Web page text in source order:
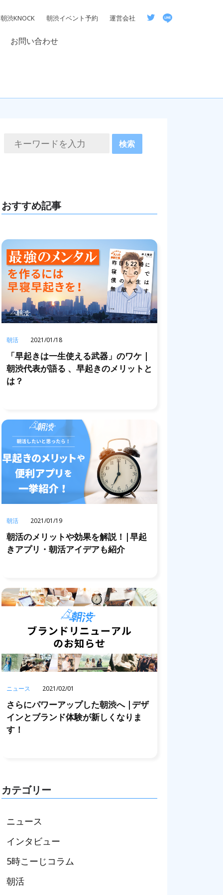
朝渋KNOCK 朝渋イベント予約 運営会社
お問い合わせ
おすすめ記事
朝活2021/01/18
「早起きは一生使える武器」のワケ |
朝渋代表が語る 、早起きのメリットと
は？
朝活2021/01/19
朝活のメリットや効果を解説！|早起
きアプリ・朝活アイデアも紹介
ニュース 2021/02/01
さらにパワーアップした朝渋へ |デザ
インとブランド体験が新しくなりま
す！
カテゴリー
ニュース
インタビュー
5時こーじコラム
朝活